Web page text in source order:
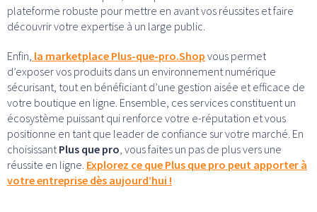
plateforme robuste pour mettre en avant vos réussites et faire
découvrir votre expertise à un large public.
Enfin, la marketplace Plus-que-pro.Shop vous permet
d’exposer vos produits dans un environnement numérique
sécurisant, tout en bénéficiant d’une gestion aisée et efficace de
votre boutique en ligne. Ensemble, ces services constituent un
écosystème puissant qui renforce votre e-réputation et vous
positionne en tant que leader de confiance sur votre marché. En
choisissant Plus que pro , vous faites un pas de plus vers une
réussite en ligne. Explorez ce que Plus que pro peut apporter à
votre entreprise dès aujourd’hui !